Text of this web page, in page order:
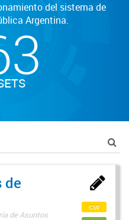
del sistema de
Argentina.
de
de Asuntos
csv